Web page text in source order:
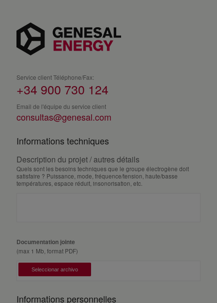
Service client Téléphone/Fax:
+34 900 730 124
Email de l'équipe du service client
consultas@genesal.com
Informations techniques
Description du projet / autres détails
Quels sont les besoins techniques que le groupe électrogène doit
satisfaire ? Puissance, mode, fréquence/tension, haute/basse
températures, espace réduit, insonorisation, etc.
Documentation jointe
(max 1 Mb, format PDF)
Informations personnelles